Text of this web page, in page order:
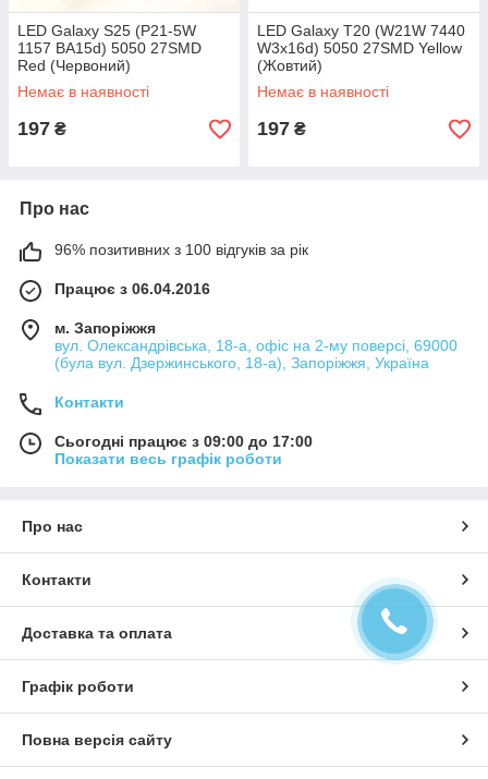
LED Galaxy S25 (P21-5W
1157 BA15d) 5050 27SMD
Red (Червоний)
Немає в наявності
197 ₴
LED Galaxy T20 (W21W 7440
W3х16d) 5050 27SMD Yellow
(Жовтий)
Немає в наявності
197 ₴
Про нас
96% позитивних з 100 відгуків за рік
Працює з 06.04.2016
м. Запоріжжя
вул. Олександрівська, 18-а, офіс на 2-му поверсі, 69000
(була вул. Дзержинського, 18-а), Запоріжжя, Україна
Контакти
Сьогодні працює з 09:00 до 17:00
Показати весь графік роботи
Про нас
Контакти
Доставка та оплата
Графік роботи
Повна версія сайту